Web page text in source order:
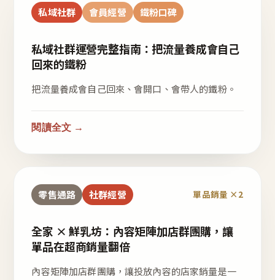
私域社群 會員經營 鐵粉口碑
私域社群運營完整指南：把流量養成會自己
回來的鐵粉
把流量養成會自己回來、會開口、會帶人的鐵粉。
閱讀全文 →
零售通路 社群經營 單品銷量 ×2
全家 × 鮮乳坊：內容矩陣加店群團購，讓
單品在超商銷量翻倍
內容矩陣加店群團購，讓投放內容的店家銷量是一